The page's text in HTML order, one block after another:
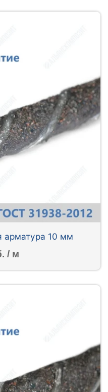
арматура 10 мм
/ м